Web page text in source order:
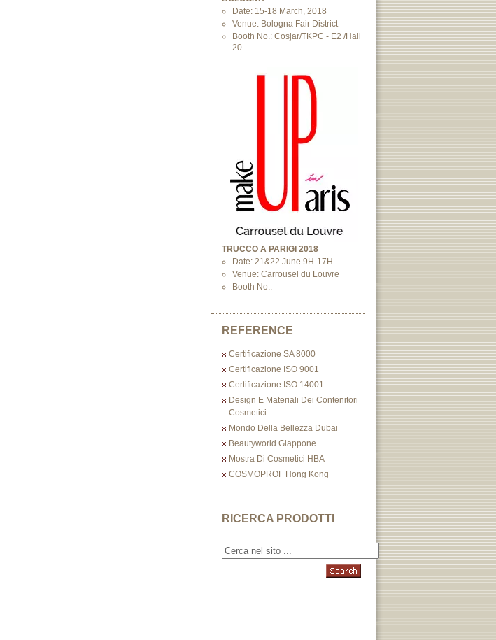
Date: 15-18 March, 2018
Venue: Bologna Fair District
Booth No.: Cosjar/TKPC - E2 /Hall
20
TRUCCO A PARIGI 2018
Date: 21&22 June 9H-17H
Venue: Carrousel du Louvre
Booth No.:
REFERENCE
Certificazione SA 8000
Certificazione ISO 9001
Certificazione ISO 14001
Design E Materiali Dei Contenitori
Cosmetici
Mondo Della Bellezza Dubai
Beautyworld Giappone
Mostra Di Cosmetici HBA
COSMOPROF Hong Kong
RICERCA PRODOTTI